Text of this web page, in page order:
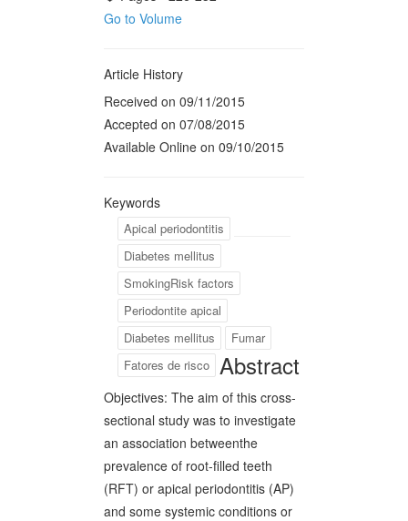
Go to Volume
Article History
Received on 09/11/2015
Accepted on 07/08/2015
Available Online on 09/10/2015
Keywords
Apical periodontitis
Diabetes mellitus
SmokingRisk factors
Periodontite apical
Diabetes mellitus
Fumar
Fatores de risco Abstract
Objectives: The aim of this cross-
sectional study was to investigate
an association betweenthe
prevalence of root-filled teeth
(RFT) or apical periodontitis (AP)
and some systemic conditions or